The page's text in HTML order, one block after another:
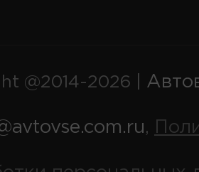
@2014-2026 |
,